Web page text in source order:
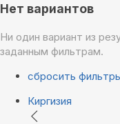
Нет вариантов
Ни один вариант из
заданным фильтрам.
сбросить
Киргизия